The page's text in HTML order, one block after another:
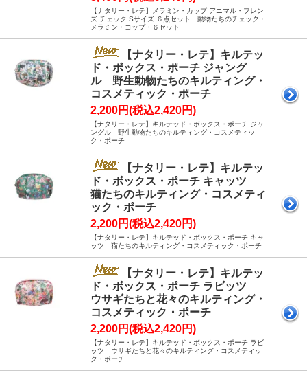
【ナタリー・レテ】メラミン・カップ アニマル・フレン
ズ チェック Sサイズ ６点セット 動物たちのチェック・
メラミン・コップ・６セット
【ナタリー・レテ】キルテッ
ド・ボックス・ポーチ ジャング
ル 野生動物たちのキルティング・
コスメティック・ポーチ
2,200円(税込2,420円)
【ナタリー・レテ】キルテッド・ボックス・ポーチ ジャ
ングル 野生動物たちのキルティング・コスメティッ
ク・ポーチ
【ナタリー・レテ】キルテッ
ド・ボックス・ポーチ キャッツ
猫たちのキルティング・コスメティ
ック・ポーチ
2,200円(税込2,420円)
【ナタリー・レテ】キルテッド・ボックス・ポーチ キャ
ッツ 猫たちのキルティング・コスメティック・ポーチ
【ナタリー・レテ】キルテッ
ド・ボックス・ポーチ ラビッツ
ウサギたちと花々のキルティング・
コスメティック・ポーチ
2,200円(税込2,420円)
【ナタリー・レテ】キルテッド・ボックス・ポーチ ラビ
ッツ ウサギたちと花々のキルティング・コスメティッ
ク・ポーチ